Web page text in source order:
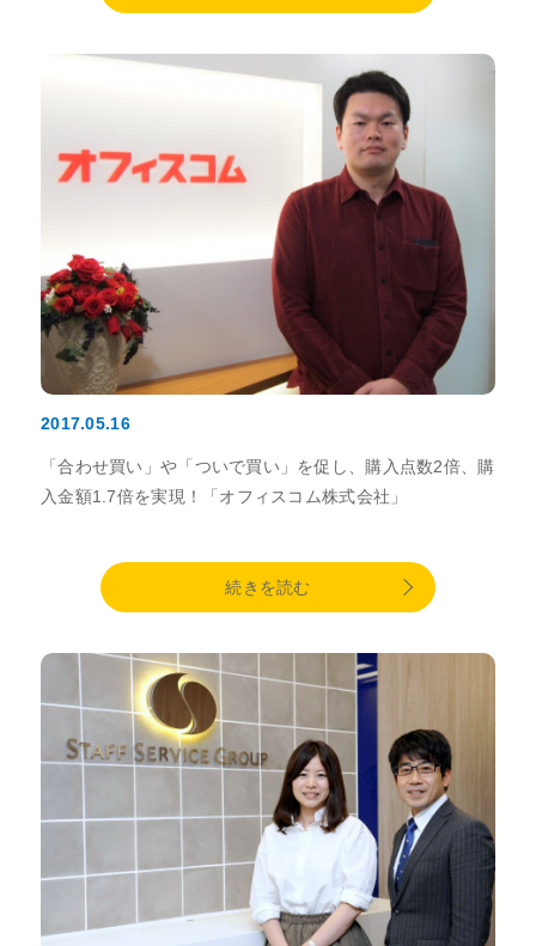
2017.05.16
「合わせ買い」や「ついで買い」を促し、購入点数2倍、購
入金額1.7倍を実現！「オフィスコム株式会社」
続きを読む